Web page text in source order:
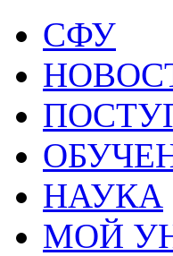
СФУ
НАУКА
МОЙ